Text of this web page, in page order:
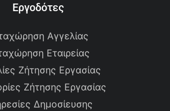
Εργοδότες
Αγγελίας
Εταιρείας
Ζήτησης Εργασίας
Ζήτησης Εργασίας
Δημοσίευσης